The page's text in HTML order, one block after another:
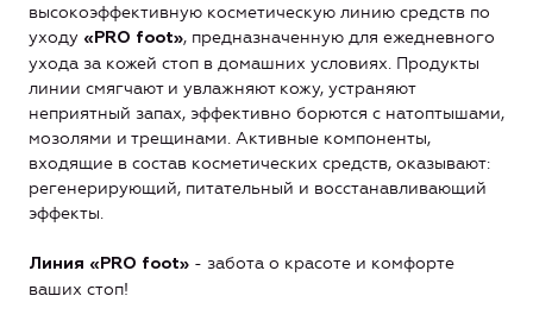
высокоэффективную косметическую линию средств по
уходу «PRO foot», предназначенную для ежедневного
ухода за кожей стоп в домашних условиях. Продукты
линии смягчают и увлажняют кожу, устраняют
неприятный запах, эффективно борются с натоптышами,
мозолями и трещинами. Активные компоненты,
входящие в состав косметических средств, оказывают:
регенерирующий, питательный и восстанавливающий
эффекты.
Линия «PRO foot» - забота о красоте и комфорте
ваших стоп!